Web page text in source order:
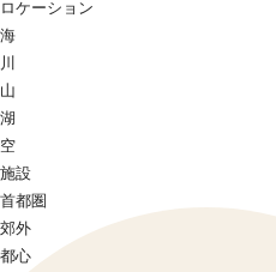
ロケーション
海
川
山
湖
空
施設
首都圏
郊外
都心